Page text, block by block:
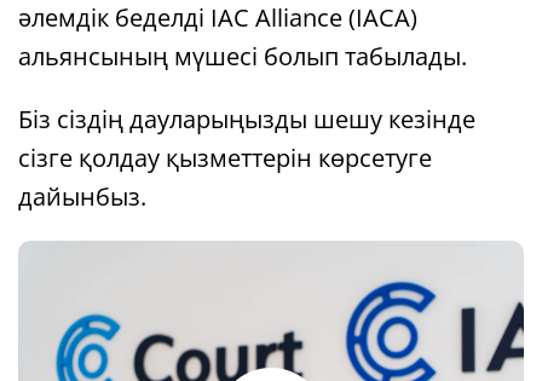
әлемдік беделді IAC Alliance (IACA)
альянсының мүшесі болып табылады.
Біз сіздің дауларыңызды шешу кезінде
сізге қолдау қызметтерін көрсетуге
дайынбыз.